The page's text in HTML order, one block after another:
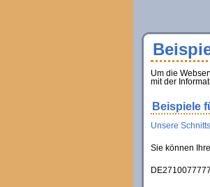
Um die
mit der
Beispiele
Unsere
Sie können